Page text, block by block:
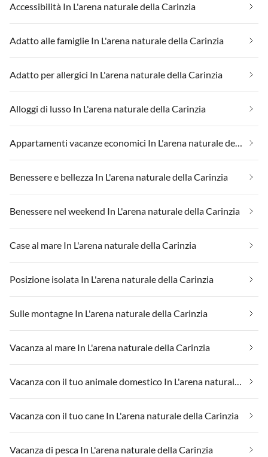
Accessibilità In L'arena naturale della Carinzia
Adatto alle famiglie In L'arena naturale della Carinzia
Adatto per allergici In L'arena naturale della Carinzia
Alloggi di lusso In L'arena naturale della Carinzia
Appartamenti vacanze economici In L'arena naturale della Carinzia
Benessere e bellezza In L'arena naturale della Carinzia
Benessere nel weekend In L'arena naturale della Carinzia
Case al mare In L'arena naturale della Carinzia
Posizione isolata In L'arena naturale della Carinzia
Sulle montagne In L'arena naturale della Carinzia
Vacanza al mare In L'arena naturale della Carinzia
Vacanza con il tuo animale domestico In L'arena naturale della Carinzia
Vacanza con il tuo cane In L'arena naturale della Carinzia
Vacanza di pesca In L'arena naturale della Carinzia